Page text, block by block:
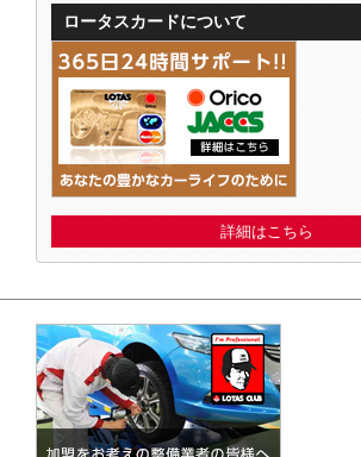
ロータスカードについて
詳細はこちら